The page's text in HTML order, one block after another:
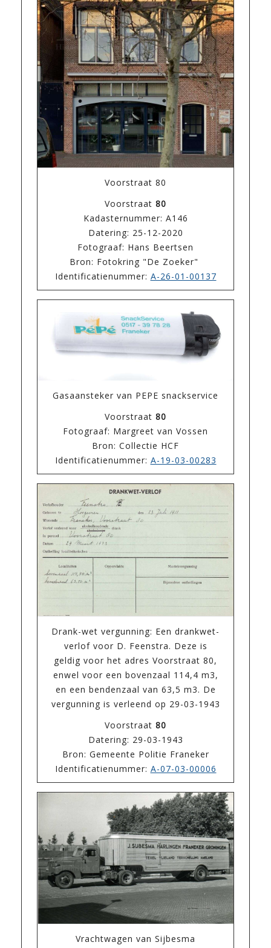
Voorstraat 80
Voorstraat 80
Kadasternummer: A146
Datering: 25-12-2020
Fotograaf: Hans Beertsen
Bron: Fotokring "De Zoeker"
Identificatienummer: A-26-01-00137
Gasaansteker van PEPE snackservice
Voorstraat 80
Fotograaf: Margreet van Vossen
Bron: Collectie HCF
Identificatienummer: A-19-03-00283
Drank-wet vergunning: Een drankwet-
verlof voor D. Feenstra. Deze is
geldig voor het adres Voorstraat 80,
enwel voor een bovenzaal 114,4 m3,
en een bendenzaal van 63,5 m3. De
vergunning is verleend op 29-03-1943
Voorstraat 80
Datering: 29-03-1943
Bron: Gemeente Politie Franeker
Identificatienummer: A-07-03-00006
Vrachtwagen van Sijbesma